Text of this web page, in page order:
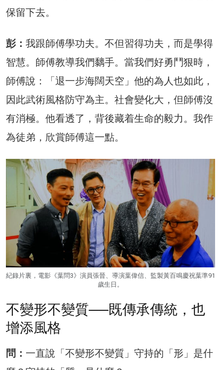
保留下去。
彭： 我跟師傅學功夫。不但習得功夫，而是學得
智慧。師傅教導我們黐手。當我們好勇鬥狠時，
師傅說：「退一步海闊天空」他的為人也如此，
因此武術風格防守為主。社會變化大，但師傅沒
有消極。他看透了，背後藏着生命的毅力。我作
為徒弟，欣賞師傅這一點。
紀錄片裏，電影《葉問3》演員張晉、導演葉偉信、監製黃百鳴慶祝葉準91
歲生日。
不變形不變質──既傳承傳統，也
增添風格
問： 一直說「不變形不變質」守持的「形」是什